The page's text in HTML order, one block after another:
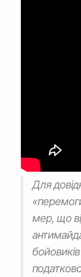
Для
мер, що